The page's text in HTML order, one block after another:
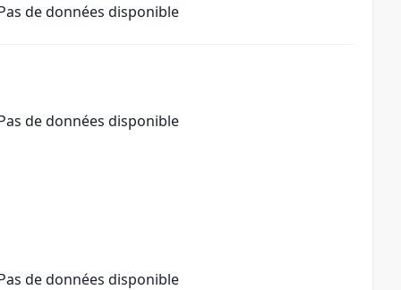
de données disponible
de données disponible
de données disponible